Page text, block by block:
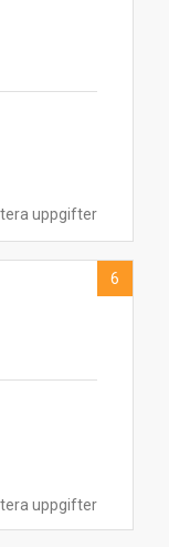
uppgifter
uppgifter
6